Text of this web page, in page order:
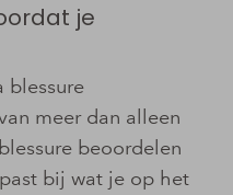
je
blessure
meer dan alleen
beoordelen
bij wat je op het